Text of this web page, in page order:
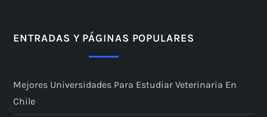
ENTRADAS Y PÁGINAS POPULARES
Mejores Universidades Para Estudiar Veterinaria En
Chile